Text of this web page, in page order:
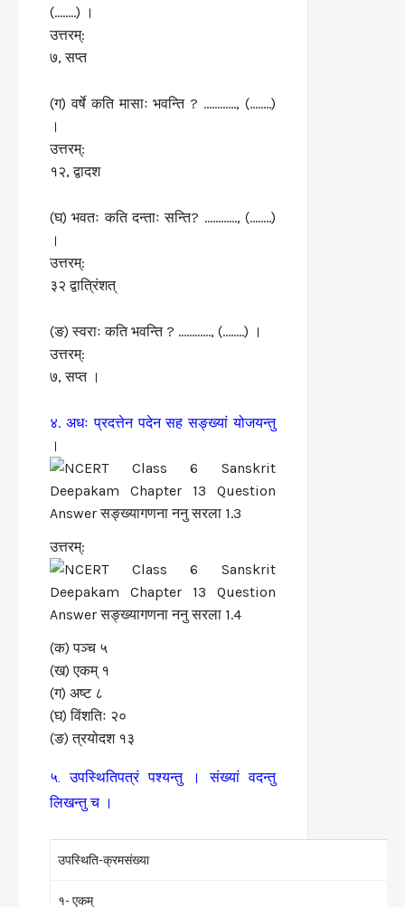
(……..) ।
उत्तरम्:
७, सप्त
(ग) वर्षे कति मासाः भवन्ति ? …………, (……..)
।
उत्तरम्:
१२, द्वादश
(घ) भवतः कति दन्ताः सन्ति? …………, (……..)
।
उत्तरम्:
३२ द्वात्रिंशत्
(ङ) स्वराः कति भवन्ति ? …………, (……..) ।
उत्तरम्:
७, सप्त ।
४. अधः प्रदत्तेन पदेन सह सङ्ख्यां योजयन्तु
।
उत्तरम्:
(क) पञ्च ५
(ख) एकम् १
(ग) अष्ट ८
(घ) विंशतिः २०
(ङ) त्रयोदश १३
५. उपस्थितिपत्रं पश्यन्तु । संख्यां वदन्तु
लिखन्तु च ।
उपस्थिति-क्रमसंख्या
१- एकम्